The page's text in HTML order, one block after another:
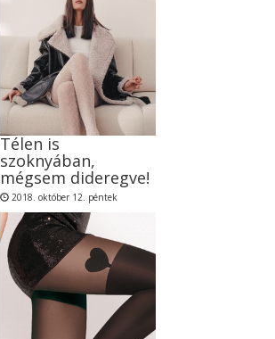
Télen is
szoknyában,
mégsem dideregve!
2018. október 12. péntek